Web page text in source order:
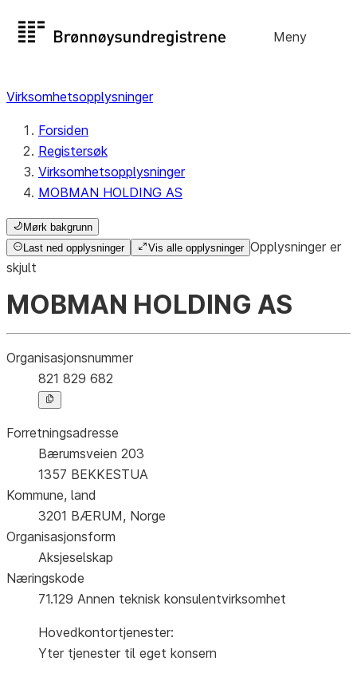
til
Meny
Søk
Velg språk
Registersøk
Aksjeselskap
Registrere, endre, slette
Enkeltpersonforetak
Registrere, endre, slette
Lag og forening
Registrere, endre, slette
Årsregnskap
Innsending og forsinkelsesgebyr
Jeger
Betaling og jegeravgiftskort
Ektepaktveileder
Offentlig sektor
Virksomhetsopplysninger
Forsiden
Registersøk
Virksomhetsopplysninger
MOBMAN HOLDING AS
Mørk bakgrunn
Last ned opplysninger
Vis alle opplysninger Opplysninger er
skjult
MOBMAN HOLDING AS
Organisasjonsnummer
821 829 682
Forretningsadresse
Bærumsveien 203
1357 BEKKESTUA
Kommune, land
3201 BÆRUM, Norge
Organisasjonsform
Aksjeselskap
Næringskode
71.129 Annen teknisk konsulentvirksomhet
Hovedkontortjenester:
Yter tjenester til eget konsern